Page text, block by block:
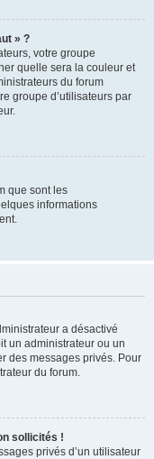
» ?
votre groupe
quelle sera la couleur et
du forum
groupe d’utilisateurs par
que sont les
informations
a désactivé
un administrateur ou un
des messages privés. Pour
du forum.
sollicités !
privés d’un utilisateur